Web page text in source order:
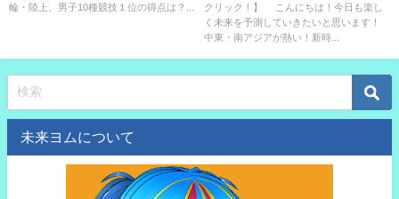
輪・陸上、男子10種競技１位の得点は？...
する中東および南アジアのチー
ムは？
クリック！】 こんにちは！今日も楽し
く未来を予測していきたいと思います！
中東・南アジアが熱い！新時...
未来ヨムについて